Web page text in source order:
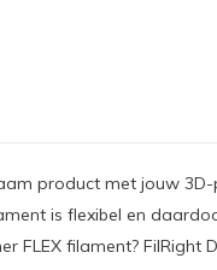
product met jouw
is flexibel en
FLEX filament? FilRight